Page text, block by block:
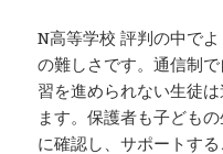
N高等学校 評判の中で
の難しさです。通信制
習を進められない生徒
ます。保護者も子ども
に確認し、サポートする